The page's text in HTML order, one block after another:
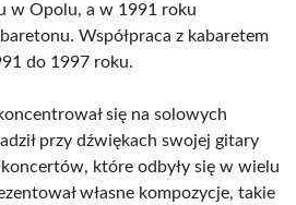
w Opolu, a w 1991 roku
Współpraca z kabaretem
do 1997 roku.
się na solowych
przy dźwiękach swojej gitary
które odbyły się w wielu
własne kompozycje, takie